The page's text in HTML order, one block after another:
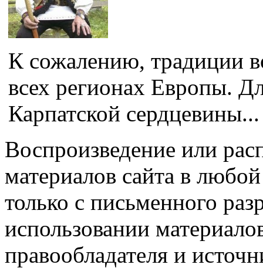
К сожалению, традиции
всех регионах Европы.
Карпатской сердцевины...
Воспроизведение или
материалов сайта в
только с письменного
использовании
правообладателя и